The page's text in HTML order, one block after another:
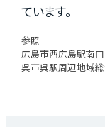
ています。
参照
広島市西広島駅南
呉市呉駅周辺地域